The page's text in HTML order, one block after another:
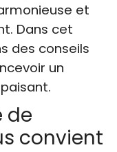
et
Dans cet
des conseils
un
de
convient